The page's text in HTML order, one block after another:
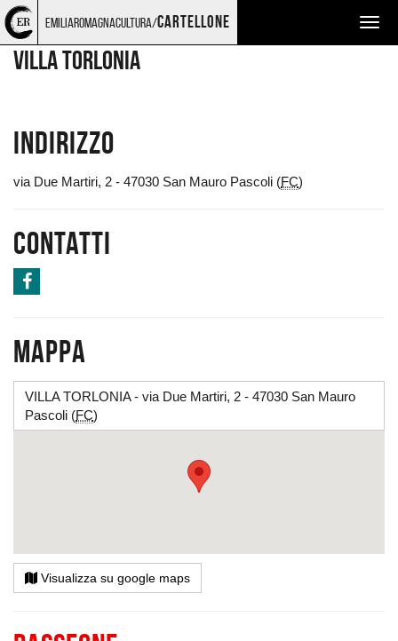
Torna
alla
home
page
Cerca
nel
sito
Salta
ai
contenuti
Salta
al
menu
principale
emiliaromagnacultura/cartellone
LUOGHI
VILLA TORLONIA
Indirizzo
via Due Martiri, 2 - 47030 San Mauro Pascoli (FC)
Contatti
Mappa
VILLA TORLONIA - via Due Martiri, 2 - 47030 San Mauro
Pascoli (FC)
Visualizza su google maps